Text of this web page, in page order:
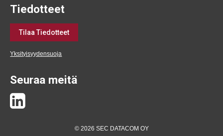
Tiedotteet
Tilaa Tiedotteet
Yksityisyydensuoja
Seuraa meitä
© 2026 SEC DATACOM OY